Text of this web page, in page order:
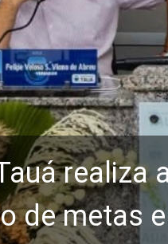
realiza
de metas